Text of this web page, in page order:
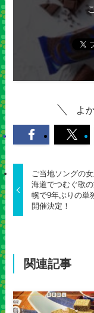
よ
ご当地ソングの
海道でつむぐ歌
幌で9年ぶりの単
開催決定！
関連記事